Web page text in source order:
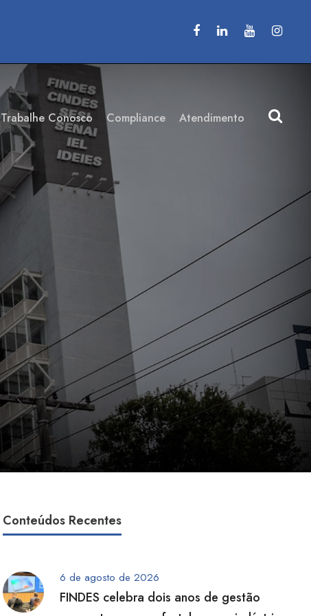
Trabalhe Conosco Compliance Atendimento
Conteúdos Recentes
6 de agosto de 2026
FINDES celebra dois anos de gestão